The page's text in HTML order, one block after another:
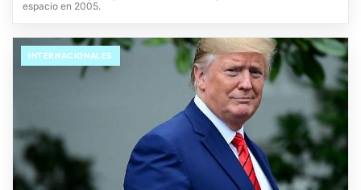
espacio en 2005.
INTERNACIONALES